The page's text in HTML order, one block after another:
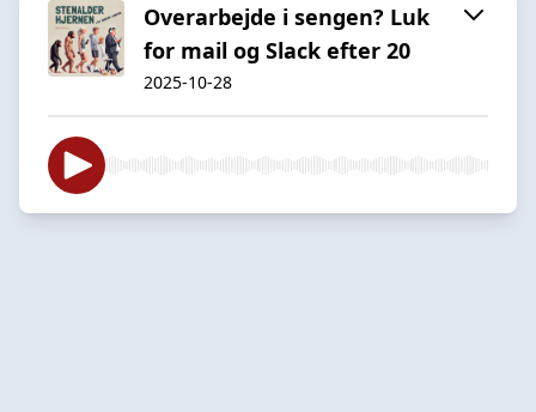
Overarbejde i sengen? Luk
for mail og Slack efter 20
2025-10-28